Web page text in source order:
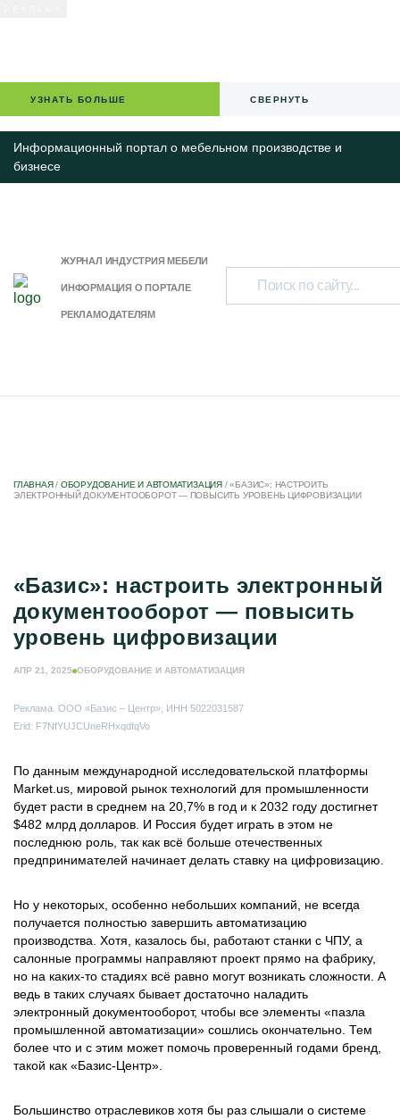
УЗНАТЬ БОЛЬШЕ СВЕРНУТЬ
Информационный портал о мебельном производстве и
бизнесе
ЖУРНАЛ ИНДУСТРИЯ МЕБЕЛИ
ИНФОРМАЦИЯ О ПОРТАЛЕ
РЕКЛАМОДАТЕЛЯМ
ГЛАВНАЯ/ ОБОРУДОВАНИЕ И АВТОМАТИЗАЦИЯ /«БАЗИС»: НАСТРОИТЬ
ЭЛЕКТРОННЫЙ ДОКУМЕНТООБОРОТ — ПОВЫСИТЬ УРОВЕНЬ ЦИФРОВИЗАЦИИ
«Базис»: настроить электронный
документооборот — повысить
уровень цифровизации
АПР 21, 2025 ОБОРУДОВАНИЕ И АВТОМАТИЗАЦИЯ
Реклама. ООО «Базис – Центр», ИНН 5022031587
Erid: F7NfYUJCUneRHxqdfqVo
По данным международной исследовательской платформы
Market.us, мировой рынок технологий для промышленности
будет расти в среднем на 20,7% в год и к 2032 году достигнет
$482 млрд долларов. И Россия будет играть в этом не
последнюю роль, так как всё больше отечественных
предпринимателей начинает делать ставку на цифровизацию.
Но у некоторых, особенно небольших компаний, не всегда
получается полностью завершить автоматизацию
производства. Хотя, казалось бы, работают станки с ЧПУ, а
салонные программы направляют проект прямо на фабрику,
но на каких-то стадиях всё равно могут возникать сложности. А
ведь в таких случаях бывает достаточно наладить
электронный документооборот, чтобы все элементы «пазла
промышленной автоматизации» сошлись окончательно. Тем
более что и с этим может помочь проверенный годами бренд,
такой как «Базис-Центр».
Большинство отраслевиков хотя бы раз слышали о системе